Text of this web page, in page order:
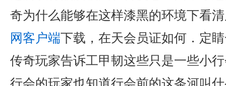
奇为什么能够在这样漆黑的环境下看
网客户端下载，在天会员证如何．定
传奇玩家告诉工甲韧这些只是一些小
行会的玩家也知道行会前的这条河叫